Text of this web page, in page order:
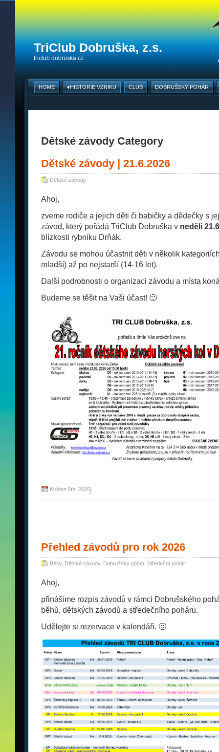
TriClub Dobruška, z.s.
triclub.dobruska.cz
HOME ♦HISTORIE VZNIKU CLUB DOBRUŠSKÝ POHÁR
Dětské závody Category
Dětské závody | 21.6.2026
Dětské závody
Ahoj,
zveme rodiče a jejich děti či babičky a dědečky s
závod, který pořádá TriClub Dobruška v neděli
blízkosti rybníku Drňák.
Závodu se mohou účastnit děti v několik
mladší) až po nejstarší (14-16 let).
Další podrobnosti o organizaci závodu a místa
Budeme se těšit na Vaši účast! 🙂
Květen 8th, 2026|
Přehled závodů pro rok 2026
Běhy, Dětské závody, Dobrušský pohár, Středeční pohár
Ahoj,
přinášíme rozpis závodů v rámci Dobrušského
běhů, dětských závodů a středečního poháru.
Udělejte si rezervace v kalendáři. 🙂